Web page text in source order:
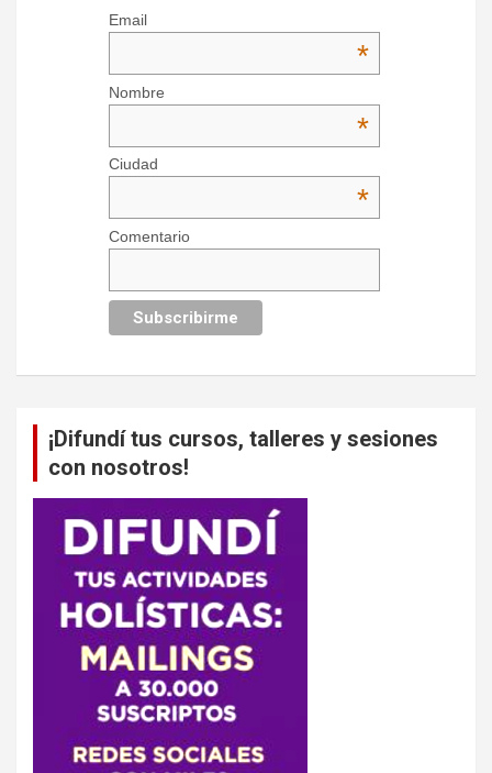
Email
*
Nombre
*
Ciudad
*
Comentario
¡Difundí tus cursos, talleres y sesiones
con nosotros!